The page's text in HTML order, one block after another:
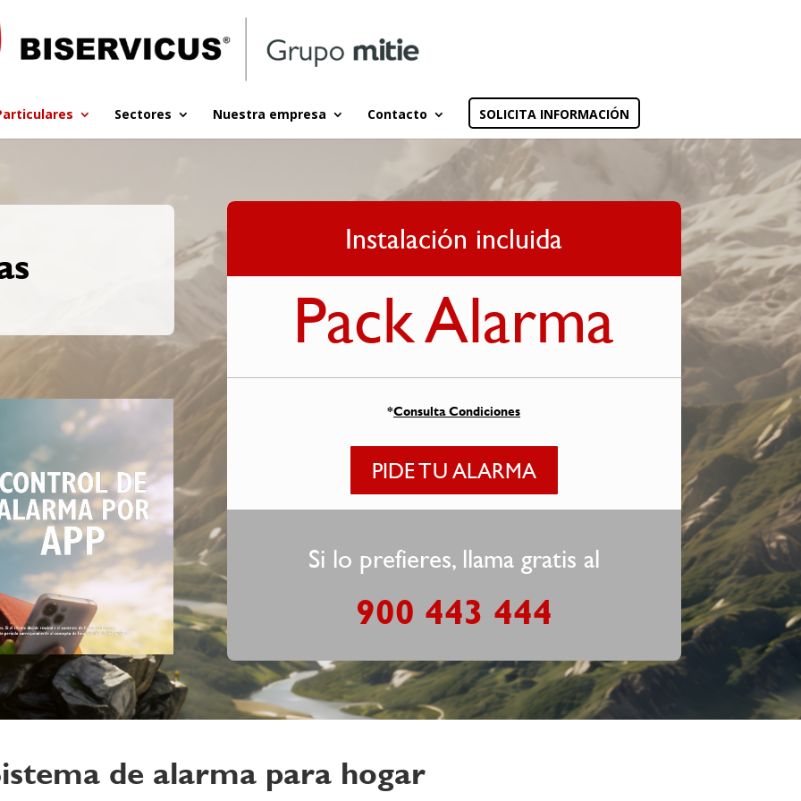
Sectores Nuestra empresa Contacto SOLICITA INFORMACIÓN
Instalación incluida
Pack Alarma
*Consulta Condiciones
PIDE TU ALARMA
Si lo prefieres, llama gratis al
900 443 444
de alarma para hogar